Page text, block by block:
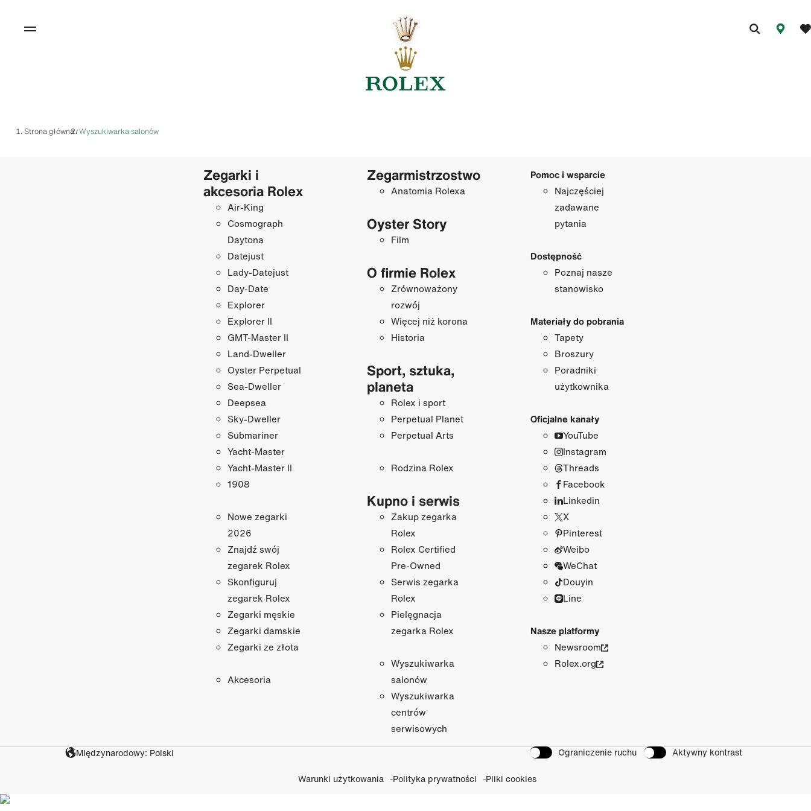
Strona główna/Wyszukiwarka salonów
Zegarki i
akcesoria Rolex
Air-King
Cosmograph
Daytona
Datejust
Lady-Datejust
Day-Date
Explorer
Explorer II
GMT-Master II
Land-Dweller
Oyster Perpetual
Sea-Dweller
Deepsea
Sky-Dweller
Submariner
Yacht-Master
Yacht-Master II
1908
Nowe zegarki
2026
Znajdź swój
zegarek Rolex
Skonfiguruj
zegarek Rolex
Zegarki męskie
Zegarki damskie
Zegarki ze złota
Akcesoria
Zegarmistrzostwo
Anatomia Rolexa
Oyster Story
Film
O firmie Rolex
Zrównoważony
rozwój
Więcej niż korona
Historia
Sport, sztuka,
planeta
Rolex i sport
Perpetual Planet
Perpetual Arts
Rodzina Rolex
Kupno i serwis
Zakup zegarka
Rolex
Rolex Certified
Pre-Owned
Serwis zegarka
Rolex
Pielęgnacja
zegarka Rolex
Wyszukiwarka
salonów
Wyszukiwarka
centrów
serwisowych
Pomoc i wsparcie
Najczęściej
zadawane
pytania
Dostępność
Poznaj nasze
stanowisko
Materiały do pobrania
Tapety
Broszury
Poradniki
użytkownika
Oficjalne kanały
YouTube
Instagram
Threads
Facebook
Linkedin
X
Pinterest
Weibo
WeChat
Douyin
Line
Nasze platformy
Newsroom
Rolex.org
Międzynarodowy: Polski Ograniczenie ruchu Aktywny kontrast
Warunki użytkowania Polityka prywatności Pliki cookies